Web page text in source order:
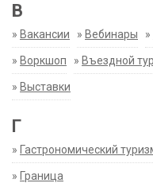
В
» Вакансии » Вебинары »
» Воркшоп » Въездной
» Выставки
Г
» Гастрономический
» Граница